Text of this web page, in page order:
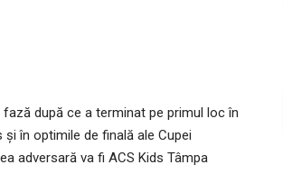
după ce a terminat pe primul loc în
în optimile de finală ale Cupei
adversară va fi ACS Kids Tâmpa